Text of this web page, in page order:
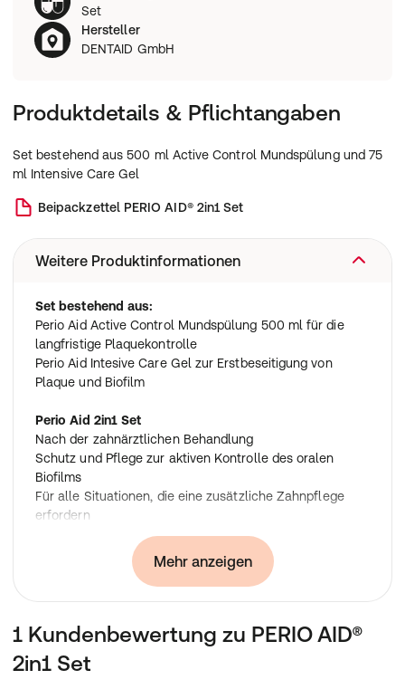
Set
Hersteller
DENTAID GmbH
Produktdetails & Pflichtangaben
Set bestehend aus 500 ml Active Control Mundspülung und 75
ml Intensive Care Gel
Beipackzettel PERIO AID® 2in1 Set
Weitere Produktinformationen
Set bestehend aus:
Perio Aid Active Control Mundspülung 500 ml für die
langfristige Plaquekontrolle
Perio Aid Intesive Care Gel zur Erstbeseitigung von
Plaque und Biofilm
Perio Aid 2in1 Set
Nach der zahnärztlichen Behandlung
Schutz und Pflege zur aktiven Kontrolle des oralen
Biofilms
Für alle Situationen, die eine zusätzliche Zahnpflege
erfordern
Ideal für die Anfangsphase: 2-3 Wochen Komplettpflege
nach der Behandlung in der Zahnarztpraxis
Bietet eine zusätzliche Versorgung mit Chlorhexidin vor
und nach der ambulanten Zahnbehandlung.
meisten Zahnpasten enthalten anionische Verbindungen,
die die Wirksamkeit von Chlorhexidin reduzieren.
Perio·Aid Intensive Care Gel enthält keine anionischen
Mehr anzeigen
1 Kundenbewertung zu PERIO AID®
2in1 Set